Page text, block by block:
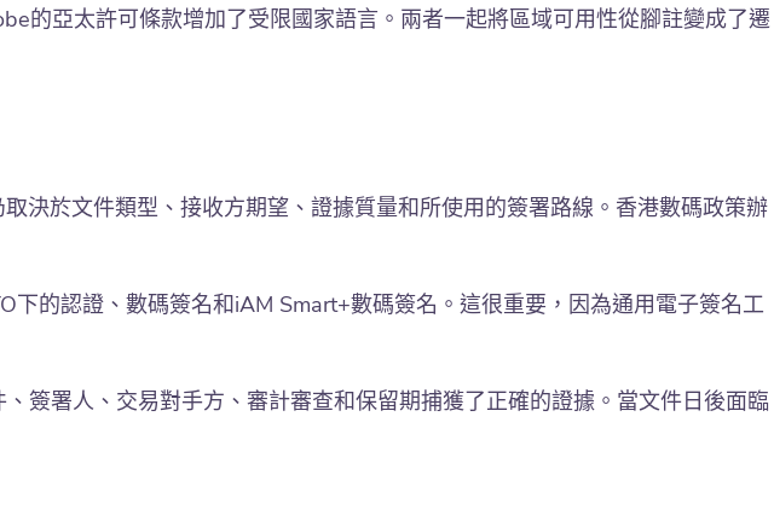
亞太許可條款增加了受限國家語言。兩者一起將區域可用性從腳註變成了遷
決於文件類型、接收方期望、證據質量和所使用的簽署路線。香港數碼政策辦
下的認證、數碼簽名和iAM Smart+數碼簽名。這很重要，因為通用電子簽名工
簽署人、交易對手方、審計審查和保留期捕獲了正確的證據。當文件日後面臨